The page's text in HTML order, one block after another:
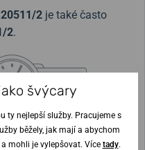
2 je také často
2.
pouzdra
mm
švýcary
ty nejlepší služby. Pracujeme s
běžely, jak mají a abychom
mohli je vylepšovat. Více tady.